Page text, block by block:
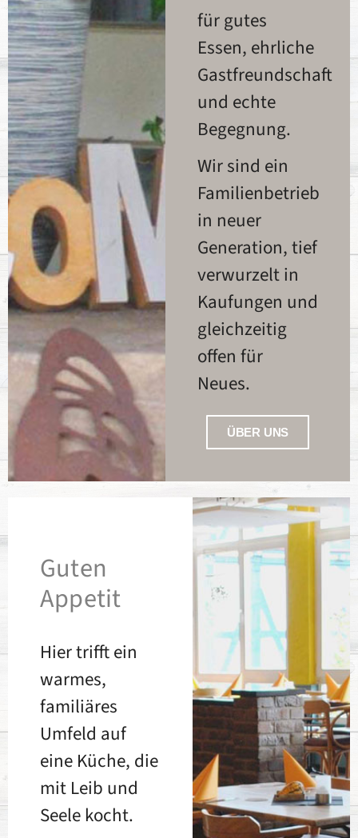
für gutes
Essen, ehrliche
Gastfreundschaft
und echte
Begegnung.
Wir sind ein
Familienbetrieb
in neuer
Generation, tief
verwurzelt in
Kaufungen und
gleichzeitig
offen für
Neues.
ÜBER UNS
Guten
Appetit
Hier trifft ein
warmes,
familiäres
Umfeld auf
eine Küche, die
mit Leib und
Seele kocht.